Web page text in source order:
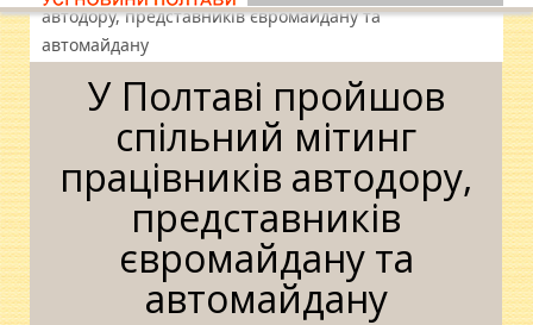
автодору, представників євромайдану та
автомайдану
У Полтаві пройшов
спільний мітинг
працівників автодору,
представників
євромайдану та
автомайдану